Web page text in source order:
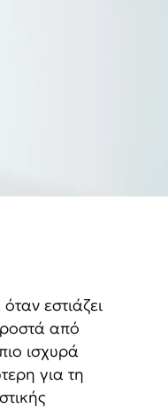
εστιάζει
από
ισχυρά
για τη